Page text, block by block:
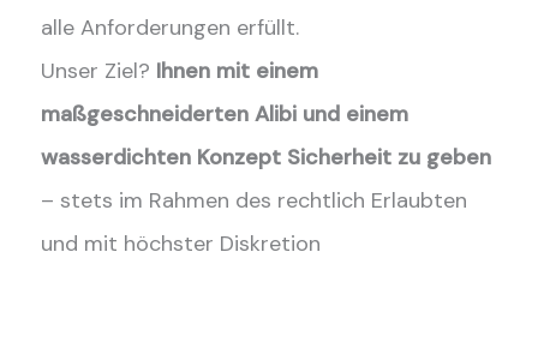
alle Anforderungen erfüllt.
Unser Ziel? Ihnen mit einem
maßgeschneiderten Alibi und einem
wasserdichten Konzept Sicherheit zu geben
– stets im Rahmen des rechtlich Erlaubten
und mit höchster Diskretion